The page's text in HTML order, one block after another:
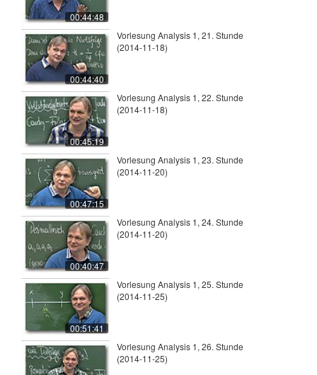
00:44:48
00:44:40
Vorlesung Analysis 1, 21. Stunde
(2014-11-18)
00:45:19
Vorlesung Analysis 1, 22. Stunde
(2014-11-18)
00:47:15
Vorlesung Analysis 1, 23. Stunde
(2014-11-20)
00:40:47
Vorlesung Analysis 1, 24. Stunde
(2014-11-20)
00:51:41
Vorlesung Analysis 1, 25. Stunde
(2014-11-25)
Vorlesung Analysis 1, 26. Stunde
(2014-11-25)